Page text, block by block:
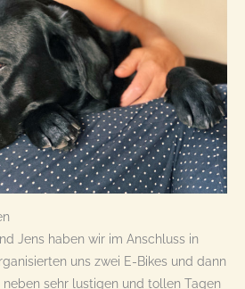
Jens haben wir im Anschluss in
uns zwei E-Bikes und dann
sehr lustigen und tollen Tagen